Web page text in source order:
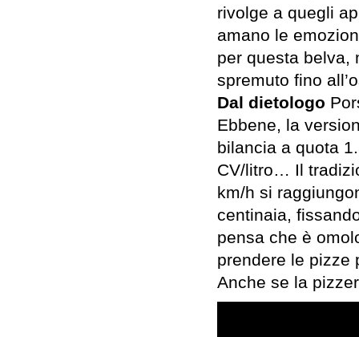
rivolge a quegli
amano le
per questa belva,
spremuto fino
Dal dietologo
Ebbene, la
bilancia a quota
CV/litro… Il
km/h si
centinaia,
pensa che è
prendere le pizze
Anche se la